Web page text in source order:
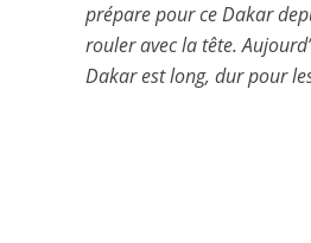
prépare pour ce Dakar
rouler avec la tête.
Dakar est long, dur pour